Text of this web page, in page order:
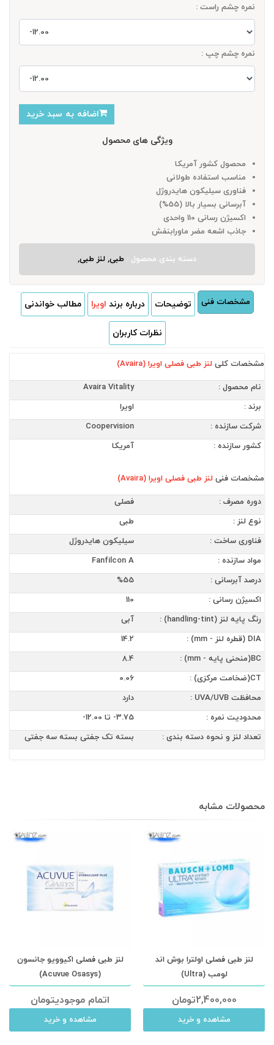
نمره چشم راست :
نمره چشم چپ :
اضافه به سبد خرید
ویژگی های محصول
محصول کشور آمریکا
مناسب استفاده طولانی
فناوری سیلیکون هایدروژل
آبرسانی بسیار بالا (55%)
اکسیژن رسانی 110 واحدی
جاذب اشعه مضر ماورابنفش
دسته بندی محصول : طبی, لنز طبی,
مشخصات فنی توضیحات درباره برند اویرا مطالب خواندنی
نظرات کاربران
مشخصات کلی لنز طبی فصلی اویرا (Avaira)
نام محصول :
Avaira Vitality
برند :
اویرا
شرکت سازنده :
Coopervision
کشور سازنده :
آمریکا
مشخصات فنی لنز طبی فصلی اویرا (Avaira)
دوره مصرف :
فصلی
نوع لنز :
طبی
فناوری ساخت :
سیلیکون هایدروژل
مواد سازنده :
Fanfilcon A
درصد آبرسانی :
%55
اکسیژن رسانی :
110
رنگ پایه لنز (handling-tint) :
آبی
DIA (قطره لنز - mm) :
14.2
BC(منحنی پایه - mm) :
8.4
CT(ضخامت مرکزی) :
0.06
محافظت UVA/UVB :
دارد
محدودیت نمره :
3.75- تا 12.00-
تعداد لنز و نحوه دسته بندی :
بسته تک جفتی بسته سه جفتی
محصولات مشابه
لنز طبی فصلی اکیوویو جانسون
(Acuvue Osasys)
اتمام موجودیتومان
مشاهده و خرید
لنز طبی فصلی اولترا بوش اند
لومب (Ultra)
2,400,000تومان
مشاهده و خرید